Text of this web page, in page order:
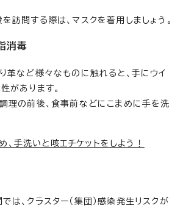
訪問する際は、マスクを着用しましょう。
消毒
革など様々なものに触れると、手にウイ
があります。
理の前後、食事前などにこまめに手を洗
、手洗いと咳エチケットをしよう！
は、クラスター（集団）感染発生リスクが